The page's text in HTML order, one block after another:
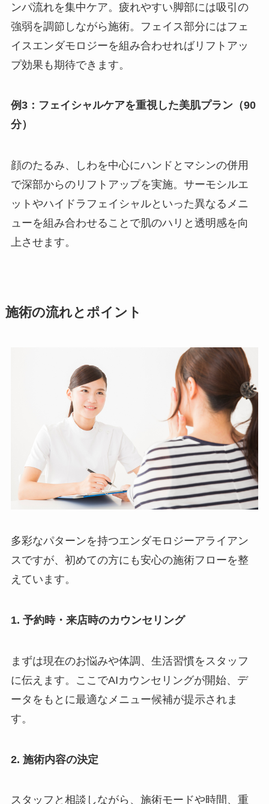
ンパ流れを集中ケア。疲れやすい脚部には吸引の
強弱を調節しながら施術。フェイス部分にはフェ
イスエンダモロジーを組み合わせればリフトアッ
プ効果も期待できます。
例3：フェイシャルケアを重視した美肌プラン（90
分）
顔のたるみ、しわを中心にハンドとマシンの併用
で深部からのリフトアップを実施。サーモシルエ
ットやハイドラフェイシャルといった異なるメニ
ューを組み合わせることで肌のハリと透明感を向
上させます。
施術の流れとポイント
多彩なパターンを持つエンダモロジーアライアン
スですが、初めての方にも安心の施術フローを整
えています。
1. 予約時・来店時のカウンセリング
まずは現在のお悩みや体調、生活習慣をスタッフ
に伝えます。ここでAIカウンセリングが開始、デ
ータをもとに最適なメニュー候補が提示されま
す。
2. 施術内容の決定
スタッフと相談しながら、施術モードや時間、重